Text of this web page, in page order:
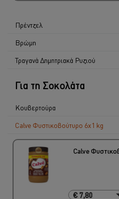
Πρέντζελ
Βρώμη
Τραγανά Δημητριακά Ρυζιού
Για τη Σοκολάτα
Κουβερτούρα
Calve Φυστικοβούτυρο 6x1 kg
Calve
€ 7,80
€ 7,80